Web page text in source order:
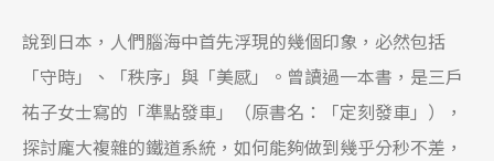
說到日本，人們腦海中首先浮現的幾個印象，必然包括
「守時」、「秩序」與「美感」。曾讀過一本書，是三戶
祐子女士寫的「準點發車」（原書名：「定刻發車」），
探討龐大複雜的鐵道系統，如何能夠做到幾乎分秒不差，